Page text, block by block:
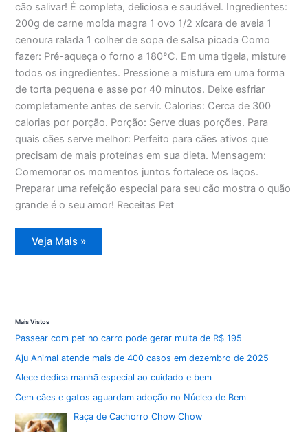
cão salivar! É completa, deliciosa e saudável. Ingredientes:
200g de carne moída magra 1 ovo 1/2 xícara de aveia 1
cenoura ralada 1 colher de sopa de salsa picada Como
fazer: Pré-aqueça o forno a 180°C. Em uma tigela, misture
todos os ingredientes. Pressione a mistura em uma forma
de torta pequena e asse por 40 minutos. Deixe esfriar
completamente antes de servir. Calorias: Cerca de 300
calorias por porção. Porção: Serve duas porções. Para
quais cães serve melhor: Perfeito para cães ativos que
precisam de mais proteínas em sua dieta. Mensagem:
Comemorar os momentos juntos fortalece os laços.
Preparar uma refeição especial para seu cão mostra o quão
grande é o seu amor! Receitas Pet
Torta
de
Veja Mais »
Mais Vistos
Passear com pet no carro pode gerar multa de R$ 195
Aju Animal atende mais de 400 casos em dezembro de 2025
Alece dedica manhã especial ao cuidado e bem
Cem cães e gatos aguardam adoção no Núcleo de Bem
Raça de Cachorro Chow Chow